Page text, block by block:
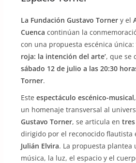
La Fundación Gustavo Tornery el
Cuenca continúan la
con una propuesta escénica única:
roja: la intención del arte’, que se
sábado 12 de julio a las 20:30
Torner.
Este espectáculo escénico-musical
un homenaje transversal al
Gustavo Torner, se articula en
dirigido por el reconocido flautista
Julián Elvira. La propuesta plantea
música, la luz, el espacio y el